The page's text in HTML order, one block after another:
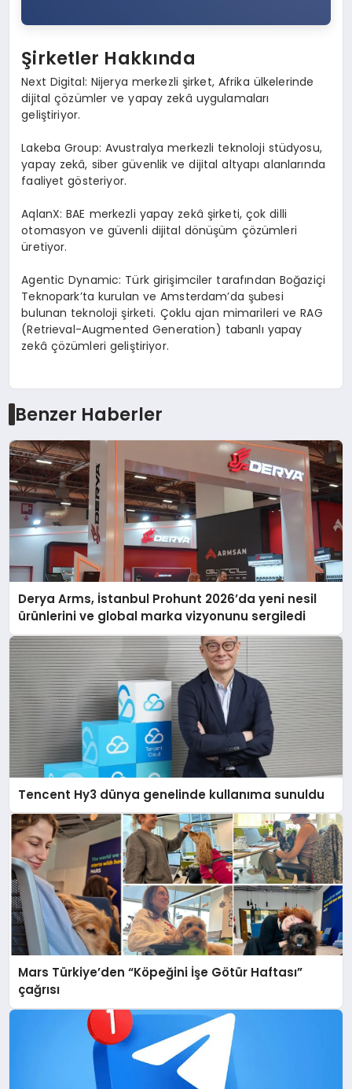
Şirketler Hakkında
Next Digital: Nijerya merkezli şirket, Afrika ülkelerinde
dijital çözümler ve yapay zekâ uygulamaları
geliştiriyor.
Lakeba Group: Avustralya merkezli teknoloji stüdyosu,
yapay zekâ, siber güvenlik ve dijital altyapı alanlarında
faaliyet gösteriyor.
AqlanX: BAE merkezli yapay zekâ şirketi, çok dilli
otomasyon ve güvenli dijital dönüşüm çözümleri
üretiyor.
Agentic Dynamic: Türk girişimciler tarafından Boğaziçi
Teknopark’ta kurulan ve Amsterdam’da şubesi
bulunan teknoloji şirketi. Çoklu ajan mimarileri ve RAG
(Retrieval-Augmented Generation) tabanlı yapay
zekâ çözümleri geliştiriyor.
Benzer Haberler
Derya Arms, İstanbul Prohunt 2026’da yeni nesil
ürünlerini ve global marka vizyonunu sergiledi
Tencent Hy3 dünya genelinde kullanıma sunuldu
Mars Türkiye’den “Köpeğini İşe Götür Haftası”
çağrısı